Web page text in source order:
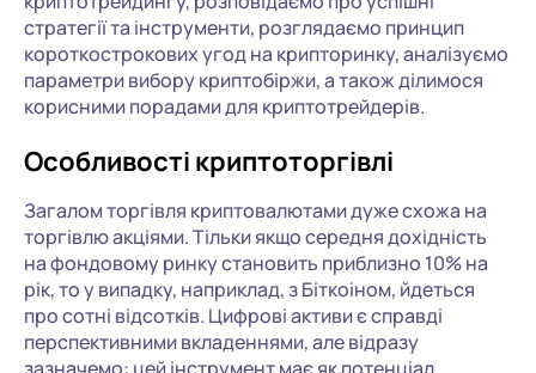
стратегії та інструменти, розглядаємо принцип
короткострокових угод на крипторинку, аналізуємо
параметри вибору криптобіржи, а також ділимося
корисними порадами для криптотрейдерів.
Особливості криптоторгівлі
Загалом торгівля криптовалютами дуже схожа на
торгівлю акціями. Тільки якщо середня дохідність
на фондовому ринку становить приблизно 10% на
рік, то у випадку, наприклад, з Біткоіном, йдеться
про сотні відсотків. Цифрові активи є справді
перспективними вкладеннями, але відразу